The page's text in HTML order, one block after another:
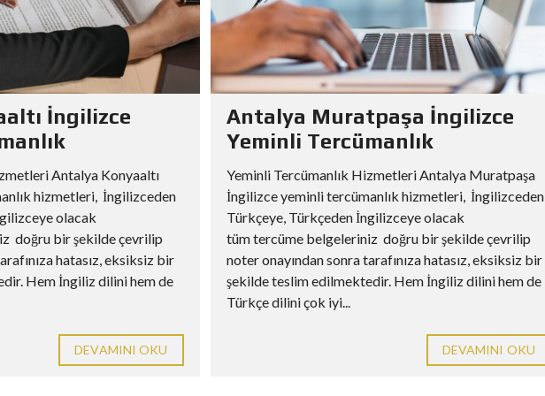
İngilizce
Antalya Konyaaltı
hizmetleri, İngilizceden
olacak
doğru bir şekilde çevrilip
hatasız, eksiksiz bir
Hem İngiliz dilini hem de
DEVAMINI OKU
Antalya Muratpaşa İngilizce
Yeminli Tercümanlık
Yeminli Tercümanlık Hizmetleri Antalya Muratpaşa
İngilizce yeminli tercümanlık hizmetleri, İngilizceden
Türkçeye, Türkçeden İngilizceye olacak
tüm tercüme belgeleriniz doğru bir şekilde çevrilip
noter onayından sonra tarafınıza hatasız, eksiksiz bir
şekilde teslim edilmektedir. Hem İngiliz dilini hem de
Türkçe dilini çok iyi...
DEVAMINI OKU